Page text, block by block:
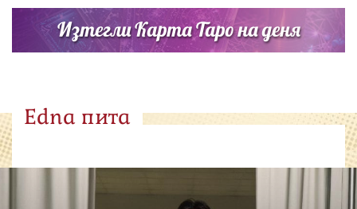
Изтегли Карта Таро на деня
Edna пита